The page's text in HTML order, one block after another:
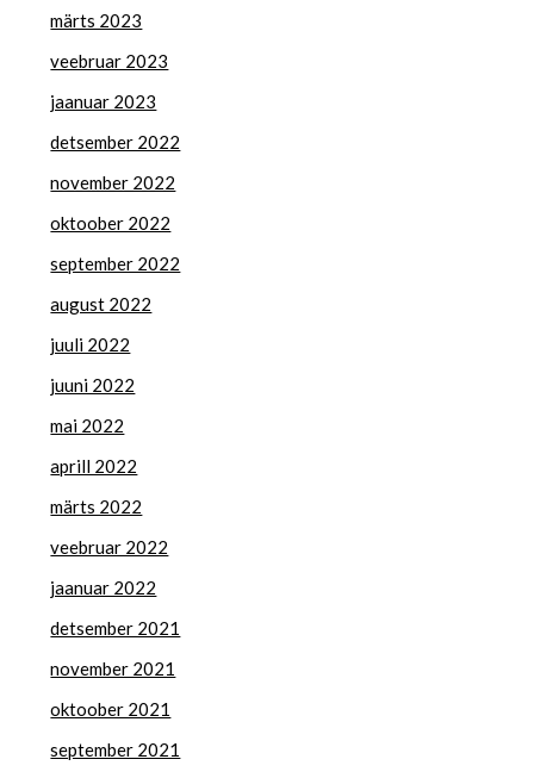
märts 2023
veebruar 2023
jaanuar 2023
detsember 2022
november 2022
oktoober 2022
september 2022
august 2022
juuli 2022
juuni 2022
mai 2022
aprill 2022
märts 2022
veebruar 2022
jaanuar 2022
detsember 2021
november 2021
oktoober 2021
september 2021